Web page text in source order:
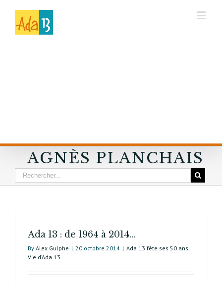
AGNÈS PLANCHAIS
Ada 13 : de 1964 à 2014…
By Alex Gulphe | 20 octobre 2014 | Ada 13 fête ses 50 ans,
Vie d’Ada 13